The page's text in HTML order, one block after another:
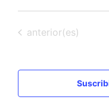
S
l
c
i
Eventos
anterior(es)